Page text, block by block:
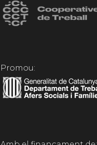
Promou: